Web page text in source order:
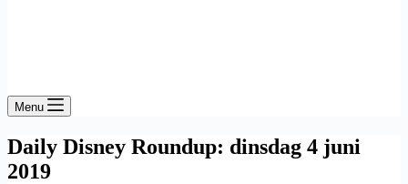
Menu
Daily Disney Roundup: dinsdag 4 juni
2019